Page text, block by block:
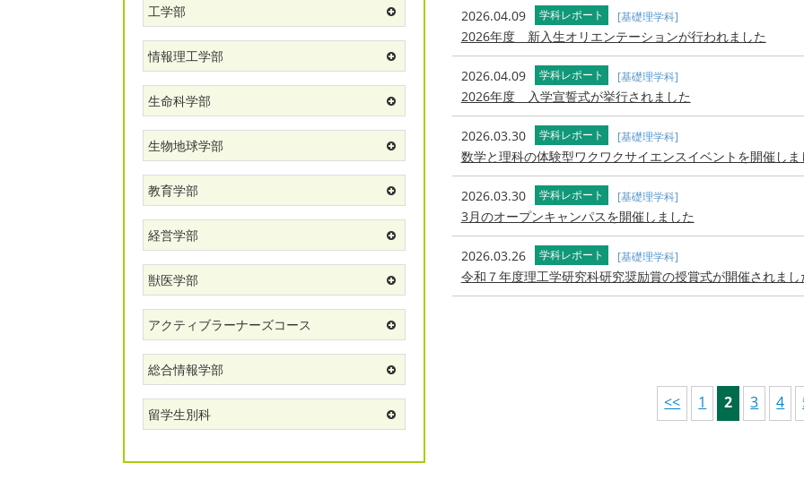
工学部
情報理工学部
生命科学部
生物地球学部
教育学部
経営学部
獣医学部
アクティブラーナーズコース
総合情報学部
留学生別科
2026.04.09 学科レポート [基礎理学科]
2026年度 新入生オリエンテーションが行われました
2026.04.09 学科レポート [基礎理学科]
2026年度 入学宣誓式が挙行されました
2026.03.30 学科レポート [基礎理学科]
数学と理科の体験型ワクワクサイエンスイベントを開催しま
2026.03.30 学科レポート [基礎理学科]
3月のオープンキャンパスを開催しました
2026.03.26 学科レポート [基礎理学科]
令和７年度理工学研究科研究奨励賞の授賞式が開催されまし
<< 1 2 3 4